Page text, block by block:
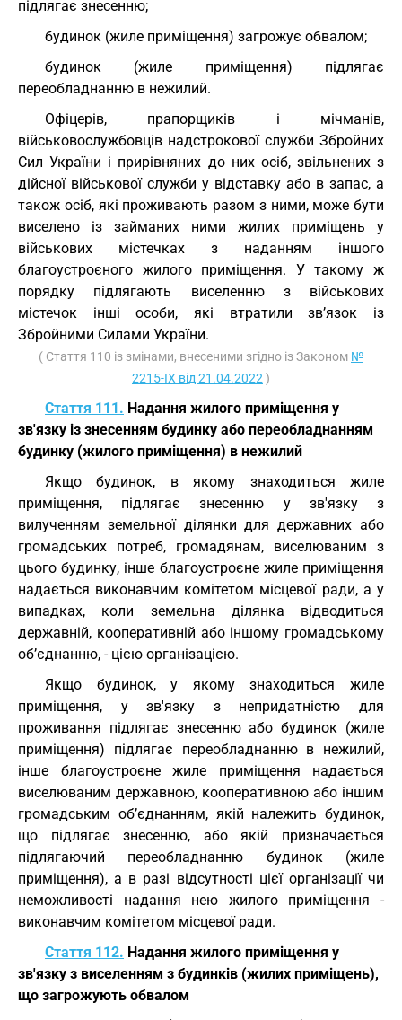
підлягає знесенню;
будинок (жиле приміщення) загрожує обвалом;
будинок (жиле приміщення) підлягає
переобладнанню в нежилий.
Офіцерів, прапорщиків і мічманів,
військовослужбовців надстрокової служби Збройних
Сил України і прирівняних до них осіб, звільнених з
дійсної військової служби у відставку або в запас, а
також осіб, які проживають разом з ними, може бути
виселено із займаних ними жилих приміщень у
військових містечках з наданням іншого
благоустроєного жилого приміщення. У такому ж
порядку підлягають виселенню з військових
містечок інші особи, які втратили зв’язок із
Збройними Силами України.
( Стаття 110 із змінами, внесеними згідно із Законом №
2215-IX від 21.04.2022 )
Стаття 111. Надання жилого приміщення у
зв'язку із знесенням будинку або переобладнанням
будинку (жилого приміщення) в нежилий
Якщо будинок, в якому знаходиться жиле
приміщення, підлягає знесенню у зв'язку з
вилученням земельної ділянки для державних або
громадських потреб, громадянам, виселюваним з
цього будинку, інше благоустроєне жиле приміщення
надається виконавчим комітетом місцевої ради, а у
випадках, коли земельна ділянка відводиться
державній, кооперативній або іншому громадському
об’єднанню, - цією організацією.
Якщо будинок, у якому знаходиться жиле
приміщення, у зв'язку з непридатністю для
проживання підлягає знесенню або будинок (жиле
приміщення) підлягає переобладнанню в нежилий,
інше благоустроєне жиле приміщення надається
виселюваним державною, кооперативною або іншим
громадським об’єднанням, якій належить будинок,
що підлягає знесенню, або якій призначається
підлягаючий переобладнанню будинок (жиле
приміщення), а в разі відсутності цієї організації чи
неможливості надання нею жилого приміщення -
виконавчим комітетом місцевої ради.
Стаття 112. Надання жилого приміщення у
зв'язку з виселенням з будинків (жилих приміщень),
що загрожують обвалом